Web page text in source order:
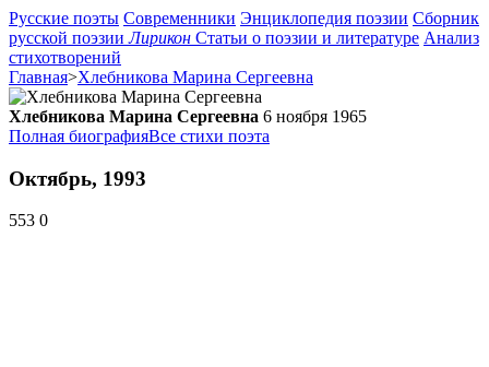
Русские поэты Современники Энциклопедия поэзии Сборник
русской поэзии Лирикон Статьи о поэзии и литературе Анализ
стихотворений
Главная>Хлебникова Марина Сергеевна
Хлебникова Марина Сергеевна 6 ноября 1965
Полная биографияВсе стихи поэта
Октябрь, 1993
553 0